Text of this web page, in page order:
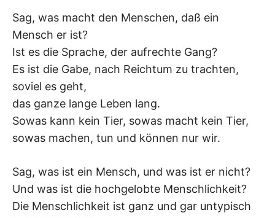
E
–
F
I
L
K
&
Sag, was macht den Menschen, daß ein
Mensch er ist?
Ist es die Sprache, der aufrechte Gang?
Es ist die Gabe, nach Reichtum zu trachten,
soviel es geht,
das ganze lange Leben lang.
Sowas kann kein Tier, sowas macht kein Tier,
sowas machen, tun und können nur wir.
Sag, was ist ein Mensch, und was ist er nicht?
Und was ist die hochgelobte Menschlichkeit?
Die Menschlichkeit ist ganz und gar untypisch